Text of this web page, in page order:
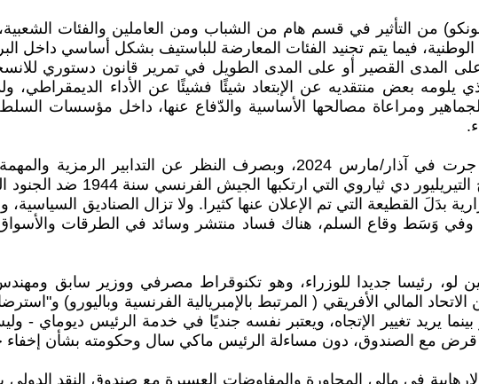
من التأثير في قسم هام من الشباب ومن العاملين والفئات
فيما يتم تجنيد الفئات المعارضة للباستيف بشكل أساسي داخل
المدى القصير أو على المدى الطويل في تمرير قانون دستوري
بعض منتقديه عن الإبتعاد شيئًا فشيئًا عن الأداء
ومراعاة مصالحها الأساسية والدّفاع عنها، داخل مؤسسات
تجدر الإشارة إلى أنه منذ الانتصار في الانتخابات الرئاسية التي جرت في آذار/مارس
وانسحاب القواعد العسكرية
بدَلَ القطيعة التي تم الإعلان عنها كثيرا. ولا تزال الصناديق السياسية،
وفي وَسَط وقاع السلم، هناك فساد منتشر وسائد في الطرقات
رئيسا جديدا للوزراء، وهو تكنوقراط مصرفي ووزير سابق
وهو معروف بدفاعه عن الاتحاد المالي الأفريقي ( المرتبط بالإمبريالية الفرنسية
يريد تغيير الإتجاه، ويعتبر نفسه جنديًا في خدمة الرئيس
قرض مع الصندوق، دون مساءلة الرئيس ماكي سال وحكومته بشأن
في مالي المجاورة والمفاوضات العسيرة مع صندوق النقد الدولي